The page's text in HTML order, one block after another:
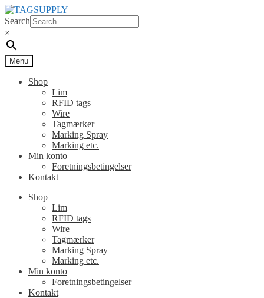
Spring
til
navigation
Spring
til
indhold
Search
×
Menu
Shop
Lim
RFID tags
Wire
Tagmærker
Marking Spray
Marking etc.
Min konto
Foretningsbetingelser
Kontakt
Shop
Lim
RFID tags
Wire
Tagmærker
Marking Spray
Marking etc.
Min konto
Foretningsbetingelser
Kontakt